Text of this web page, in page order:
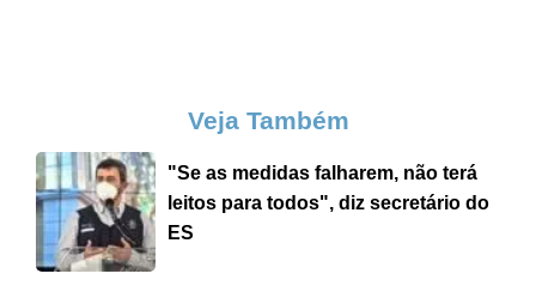
Veja Também
"Se as medidas falharem, não terá
leitos para todos", diz secretário do
ES